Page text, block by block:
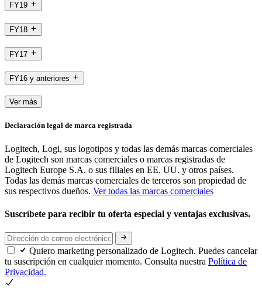
FY19
FY18
FY17
FY16 y anteriores
Ver más
Declaración legal de marca registrada
Logitech, Logi, sus logotipos y todas las demás marcas comerciales
de Logitech son marcas comerciales o marcas registradas de
Logitech Europe S.A. o sus filiales en EE. UU. y otros países.
Todas las demás marcas comerciales de terceros son propiedad de
sus respectivos dueños. Ver todas las marcas comerciales
Suscríbete para recibir tu oferta especial y ventajas exclusivas.
Quiero marketing personalizado de Logitech. Puedes cancelar
tu suscripción en cualquier momento. Consulta nuestra Política de
Privacidad.